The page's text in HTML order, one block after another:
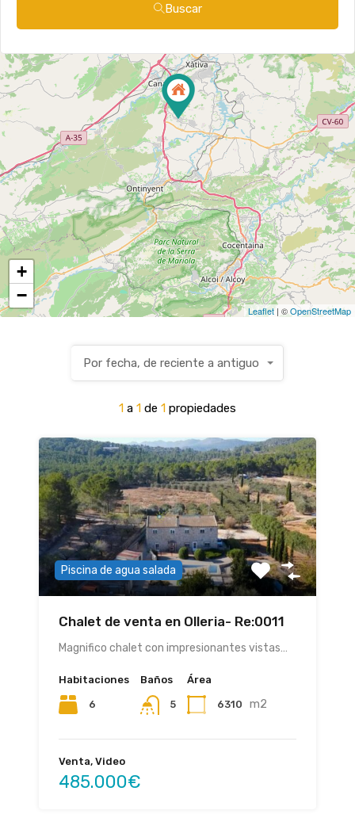
Buscar
+
−
Leaflet | ©OpenStreetMap
1 a 1 de 1 propiedades
Por fecha, de reciente a antiguo
Piscina de agua salada
Chalet de venta en Olleria- Re:0011
Magnifico chalet con impresionantes vistas…
Habitaciones
6
Baños
5
Área
6310 m2
Venta, Video
485.000€